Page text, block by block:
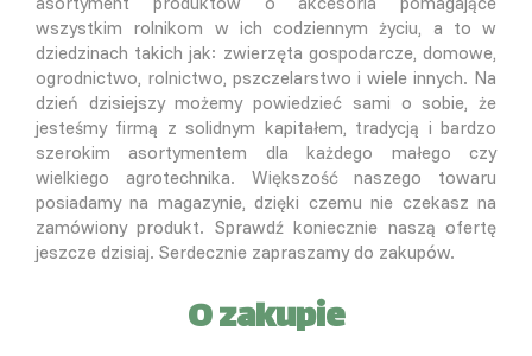
wszystkim rolnikom w ich codziennym życiu, a to w
dziedzinach takich jak: zwierzęta gospodarcze, domowe,
ogrodnictwo, rolnictwo, pszczelarstwo i wiele innych. Na
dzień dzisiejszy możemy powiedzieć sami o sobie, że
jesteśmy firmą z solidnym kapitałem, tradycją i bardzo
szerokim asortymentem dla każdego małego czy
wielkiego agrotechnika. Większość naszego towaru
posiadamy na magazynie, dzięki czemu nie czekasz na
zamówiony produkt. Sprawdź koniecznie naszą ofertę
jeszcze dzisiaj. Serdecznie zapraszamy do zakupów.
O zakupie